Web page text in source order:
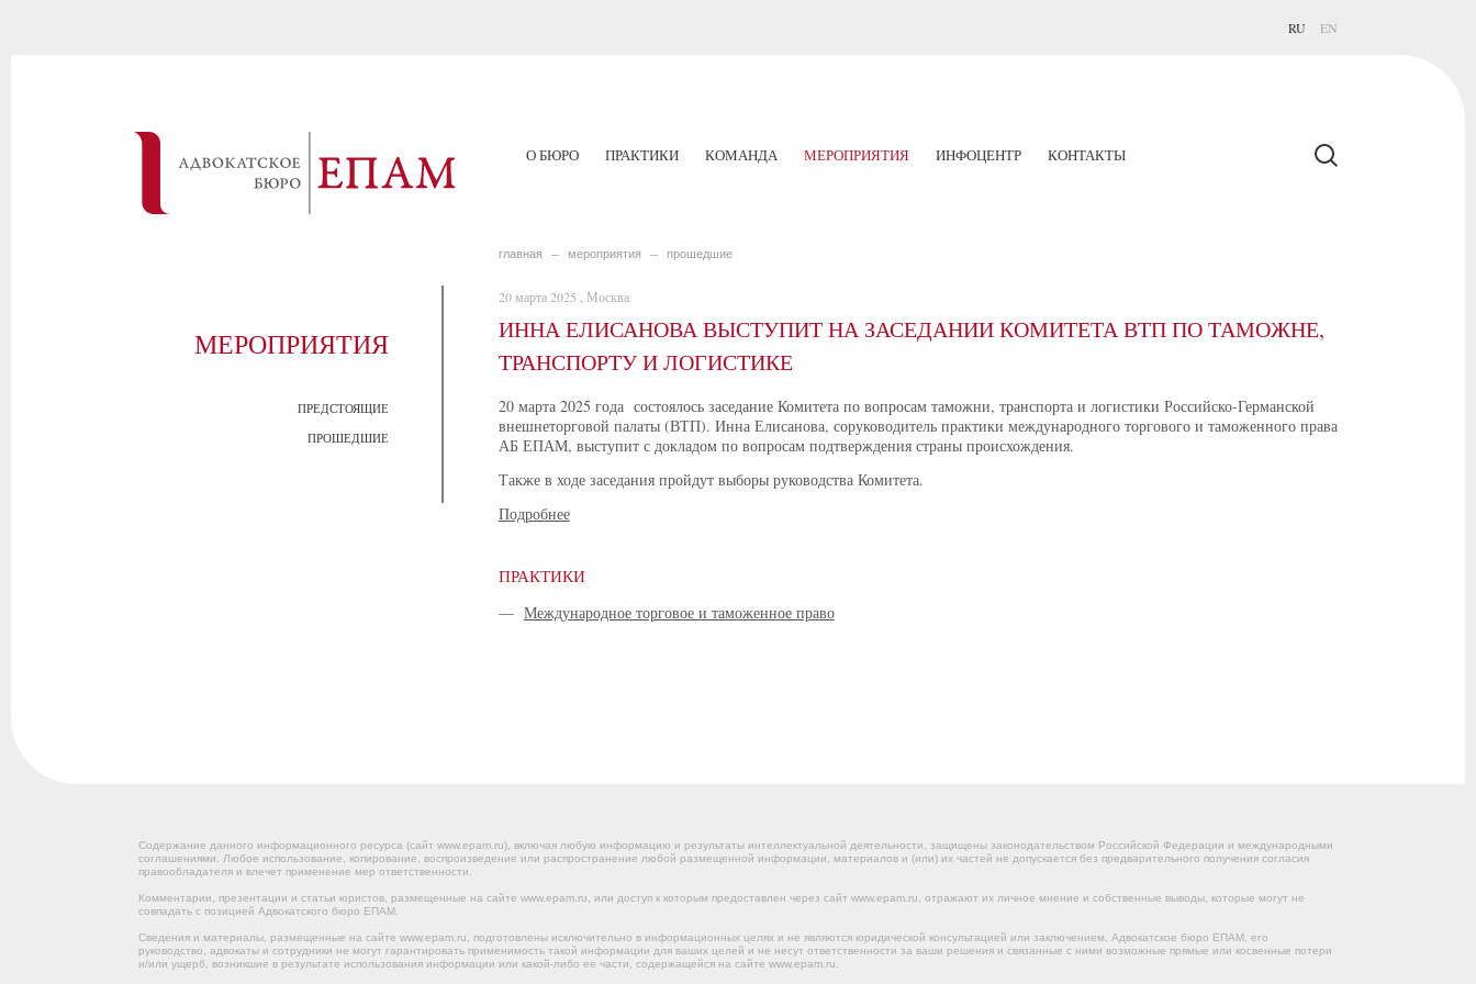
RU EN
О БЮРО ПРАКТИКИ КОМАНДА МЕРОПРИЯТИЯ ИНФОЦЕНТР КОНТАКТЫ
МЕРОПРИЯТИЯ
ПРЕДСТОЯЩИЕ
ПРОШЕДШИЕ
главная мероприятия прошедшие
20 марта 2025 , Москва
ИННА ЕЛИСАНОВА ВЫСТУПИТ НА ЗАСЕДАНИИ КОМИТЕТА ВТП ПО ТАМОЖНЕ,
ТРАНСПОРТУ И ЛОГИСТИКЕ
20 марта 2025 года состоялось заседание Комитета по вопросам таможни, транспорта и логистики Российско-Германской
внешнеторговой палаты (ВТП). Инна Елисанова, соруководитель практики международного торгового и таможенного права
АБ ЕПАМ, выступит с докладом по вопросам подтверждения страны происхождения.
Также в ходе заседания пройдут выборы руководства Комитета.
Подробнее
ПРАКТИКИ
— Международное торговое и таможенное право
Содержание данного информационного ресурса (сайт www.epam.ru), включая любую информацию и результаты интеллектуальной деятельности, защищены законодательством Российской Федерации и международными
соглашениями. Любое использование, копирование, воспроизведение или распространение любой размещенной информации, материалов и (или) их частей не допускается без предварительного получения согласия
правообладателя и влечет применение мер ответственности.
Комментарии, презентации и статьи юристов, размещенные на сайте www.epam.ru, или доступ к которым предоставлен через сайт www.epam.ru, отражают их личное мнение и собственные выводы, которые могут не
совпадать с позицией Адвокатского бюро ЕПАМ.
Сведения и материалы, размещенные на сайте www.epam.ru, подготовлены исключительно в информационных целях и не являются юридической консультацией или заключением. Адвокатское бюро ЕПАМ, его
руководство, адвокаты и сотрудники не могут гарантировать применимость такой информации для ваших целей и не несут ответственности за ваши решения и связанные с ними возможные прямые или косвенные потери
и/или ущерб, возникшие в результате использования информации или какой-либо ее части, содержащейся на сайте www.epam.ru.